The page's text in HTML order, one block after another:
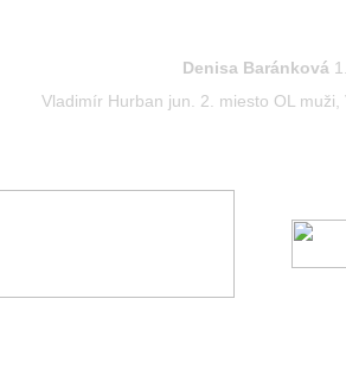
Denisa Baránková
Vladimír Hurban jun. 2. miesto OL